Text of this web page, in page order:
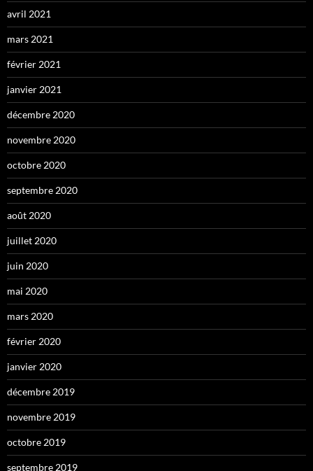
avril 2021
mars 2021
février 2021
janvier 2021
décembre 2020
novembre 2020
octobre 2020
septembre 2020
août 2020
juillet 2020
juin 2020
mai 2020
mars 2020
février 2020
janvier 2020
décembre 2019
novembre 2019
octobre 2019
septembre 2019